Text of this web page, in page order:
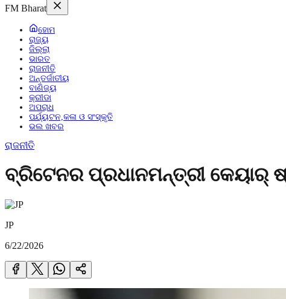
FM Bharat
ହୋମ
ରାଜ୍ୟ
ଜିଲ୍ଲା
ଭାରତ
ରାଜନୀତି
ଅନ୍ତର୍ଜାତୀୟ
ବାଣିଜ୍ୟ
କ୍ରୀଡା
ଅପରାଧ
ପର୍ଯ୍ୟଟନ,କଳା ଓ ସଂସ୍କୃତି
ଭଲ ଖବର
ରାଜନୀତି
ବ୍ରିଟେନର ପ୍ରଧାନମନ୍ତ୍ରୀ କେୟାର୍
JP
6/22/2026